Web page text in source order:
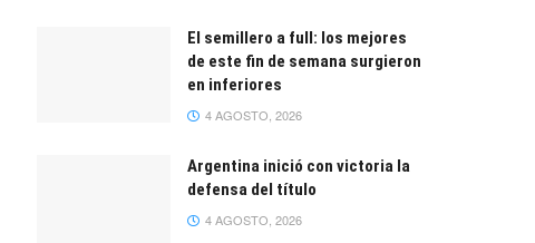
El semillero a full: los mejores
de este fin de semana surgieron
en inferiores
4 AGOSTO, 2026
Argentina inició con victoria la
defensa del título
4 AGOSTO, 2026